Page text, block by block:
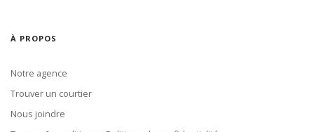
À PROPOS
Notre agence
Trouver un courtier
Nous joindre